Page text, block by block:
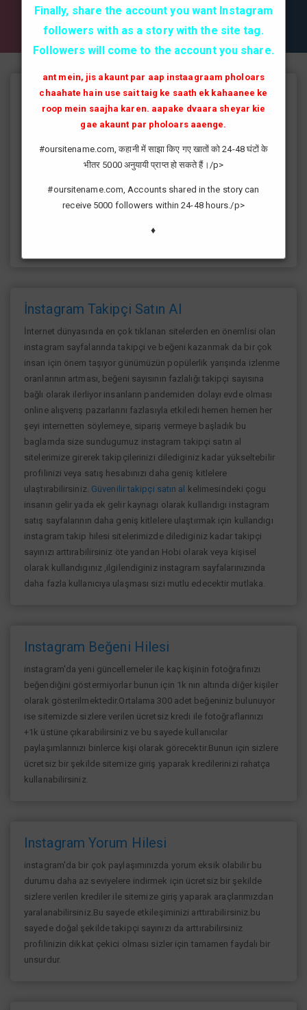
✔✔✔ AKTİF TAKİPCİ SATIN AL ✔✔✔
Instagram Takipçi Hilesi
instagram'da artık yüksek takipçi kasmak eskisi kadar zor değil
fenomen yolunda ilerlemesi daha da kolaylaşmıştır.instagram
fenomeni ne gibi fayda sağlar?öncelikle bir çok kişi meslek
kredilerden her gün yararlanıp sayfanızı yüksek seviyelere
İnstagram Takipçi Satın Al
İnternet dünyasında en çok tıklanan sitelerden en önemlisi olan
instagram sayfalarında takipçi ve beğeni kazanmak da bir çok
insan için önem taşıyor günümüzün popülerlik yarışında izlenme
oranlarının artması, beğeni sayısının fazlalığı takipçi sayısına
bağlı olarak ilerliyor insanların pandemiden dolayı evde olması
online alışverış pazarlarını fazlasıyla etkiledi hemen hemen her
şeyi internetten söylemeye, sipariş vermeye başladık bu
baglamda size sundugumuz instagram takipçi satın al
sitelerimize girerek takipçilerinizi dilediginiz kadar yükseltebilir
profilinizi veya satış hesabınızı daha geniş kitlelere
ulaştırabilirsiniz. Güvenilir takipçi satın al
kelimesindeki çogu
insanın gelir yada ek gelir kaynagı olarak kullandıgı instagram
satış sayfalarının daha geniş kitlelere ulaştırmak için kullandıgı
instagram takip hilesi sitelerimizde dilediginiz kadar takipçi
sayınızı arttırabilirsiniz öte yandan Hobi olarak veya kişisel
olarak kullandıgınız ,ilgilendiginiz instagram sayfalarınızında
daha fazla kullanıcıya ulaşması sizi mutlu edecektir mutlaka.
Instagram Beğeni Hilesi
instagram'da yeni güncellemeler ile kaç kişinin fotoğrafınızı
beğendiğini göstermiyorlar bunun için 1k nın altında diğer kişiler
olarak gösterilmektedir.Ortalama 300 adet beğeniniz bulunuyor
ise sitemizde sizlere verilen ücretsiz kredi ile fotoğraflarınızı
+1k üstüne çıkarabilirsiniz ve bu sayede kullanıcılar
paylaşımlarınızı binlerce kişi olarak görecektir.Bunun için sizlere
ücretsiz bir şekilde sitemize giriş yaparak kredilerinizi rahatça
kullanabilirsiniz.
Instagram Yorum Hilesi
instagram'da bir çok paylaşımınızda yorum eksik olabilir bu
durumu daha az seviyelere indirmek için ücretsiz bir şekilde
sizlere verilen krediler ile sitemize giriş yaparak araçlarımızdan
yaralanabilirsiniz.Bu sayede etkileşiminizi arttırabilirsiniz.bu
sayede doğal şekilde takipçi sayınızı da arttırabilirsiniz
profilinizin dikkat çekici olması sizler için tamamen faydalı bir
unsurdur.
Finally, share the account you want Instagram
followers with as a story with the site tag.
Followers will come to the account you share.
ant mein, jis akaunt par aap instaagraam pholoars
chaahate hain use sait taig ke saath ek kahaanee ke
roop mein saajha karen. aapake dvaara sheyar kie
gae akaunt par pholoars aaenge.
#oursitename.com, कहानी में साझा किए गए खातों को 24-48 घंटों के
भीतर 5000 अनुयायी प्राप्त हो सकते हैं।/p>
#oursitename.com, Accounts shared in the story can
receive 5000 followers within 24-48 hours./p>
♦